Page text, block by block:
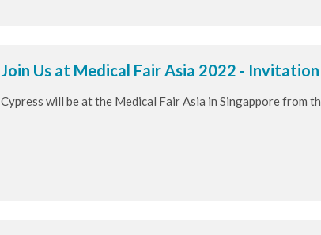
Join Us at Medical Fair Asia 2022 - Invitation
Cypress will be at the Medical Fair Asia in Singappore from